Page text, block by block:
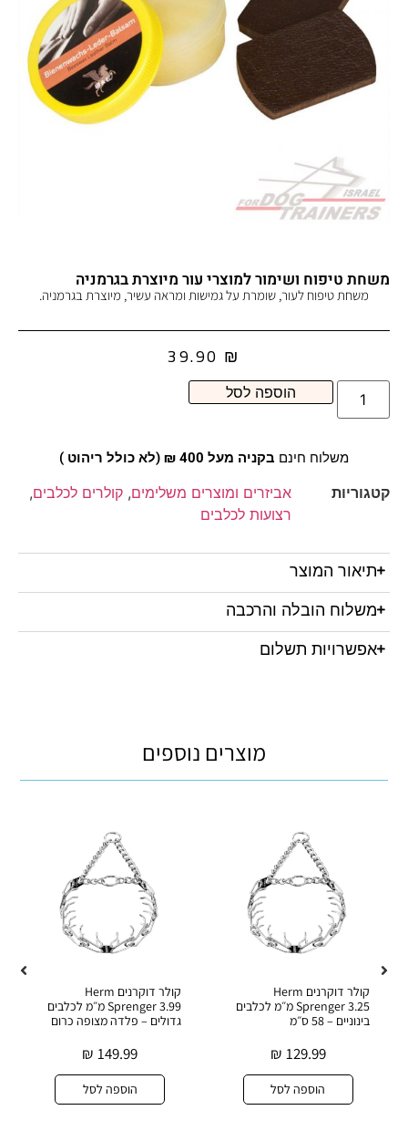
משחת טיפוח ושימור למוצרי עור מיוצרת בגרמניה
משחת טיפוח לעור, שומרת על גמישות ומראה עשיר, מיוצרת בגרמניה.
39.90 ₪
הוספה לסל
משלוח חינם בקניה מעל 400 ₪ (לא כולל ריהוט )
קטגוריות אביזרים ומוצרים משלימים, קולרים לכלבים,
רצועות לכלבים
תיאור המוצר
משלוח הובלה והרכבה
אפשרויות תשלום
מוצרים נוספים
קולר דוקרנים Herm
Sprenger 3.25 מ״מ לכלבים
בינוניים – 58 ס״מ
129.99
₪
הוספה לסל
קולר דוקרנים Herm
Sprenger 3.99 מ״מ לכלבים
גדולים – פלדה מצופה כרום
149.99
₪
הוספה לסל